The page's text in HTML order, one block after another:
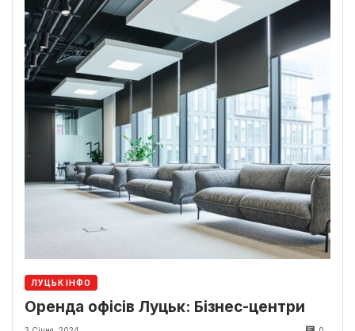
ЛУЦЬК ІНФО
Оренда офісів Луцьк: Бізнес-центри